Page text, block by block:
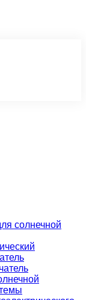
солнечной